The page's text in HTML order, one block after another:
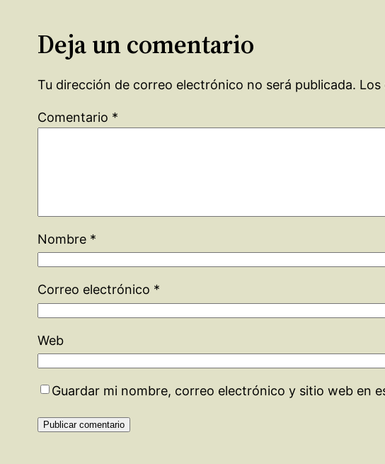
Deja un comentario
Tu dirección de correo electrónico no será publicada. Los
Comentario *
Nombre *
Correo electrónico *
Web
Guardar mi nombre, correo electrónico y sitio web en